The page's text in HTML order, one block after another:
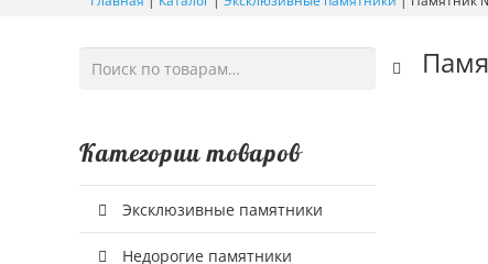
Искать:
Категории товаров
Эксклюзивные памятники
Недорогие памятники